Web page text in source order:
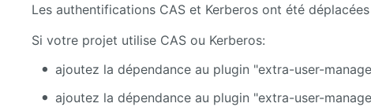
Les authentifications CAS et Kerberos ont été
Si votre projet utilise CAS ou Kerberos:
ajoutez la dépendance au plugin "extra-user-
ajoutez la dépendance au plugin "extra-user-